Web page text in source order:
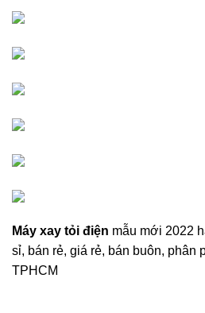
Máy xay tỏi điện mẫu mới 2022
sỉ, bán rẻ, giá rẻ, bán buôn, phân
TPHCM